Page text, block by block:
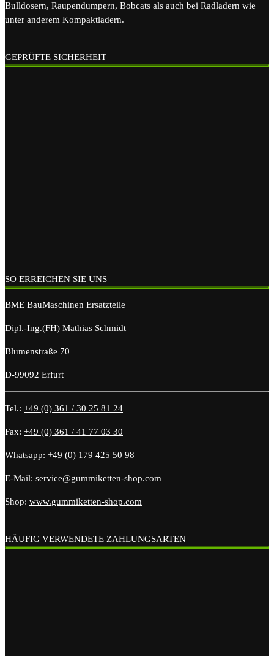
Bulldosern, Raupendumpern, Bobcats als auch bei Radladern wie
unter anderem Kompaktladern.
GEPRÜFTE SICHERHEIT
SO ERREICHEN SIE UNS
BME BauMaschinen Ersatzteile
Dipl.-Ing.(FH) Mathias Schmidt
Blumenstraße 70
D-99092 Erfurt
Tel.: +49 (0) 361 / 30 25 81 24
Fax: +49 (0) 361 / 41 77 03 30
Whatsapp: +49 (0) 179 425 50 98
E-Mail: service@gummiketten-shop.com
Shop: www.gummiketten-shop.com
HÄUFIG VERWENDETE ZAHLUNGSARTEN